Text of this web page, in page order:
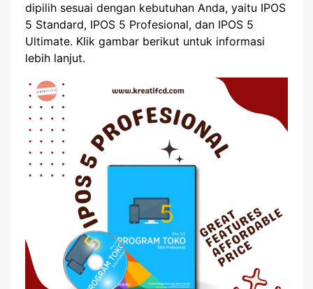
dipilih sesuai dengan kebutuhan Anda, yaitu IPOS
5 Standard, IPOS 5 Profesional, dan IPOS 5
Ultimate. Klik gambar berikut untuk informasi
lebih lanjut.